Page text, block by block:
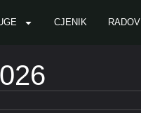
CJENIK RADOVI